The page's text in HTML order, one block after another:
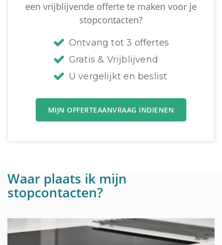
een vrijblijvende offerte te maken voor je
stopcontacten?
Ontvang tot 3 offertes
Gratis & Vrijblijvend
U vergelijkt en beslist
MIJN OFFERTEAANVRAAG INDIENEN
Waar plaats ik mijn
stopcontacten?